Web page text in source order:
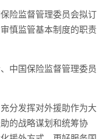
险监督管理委员会拟订
慎监管基本制度的职责
中国保险监督管理委员
分发挥对外援助作为大
的战略谋划和统筹协